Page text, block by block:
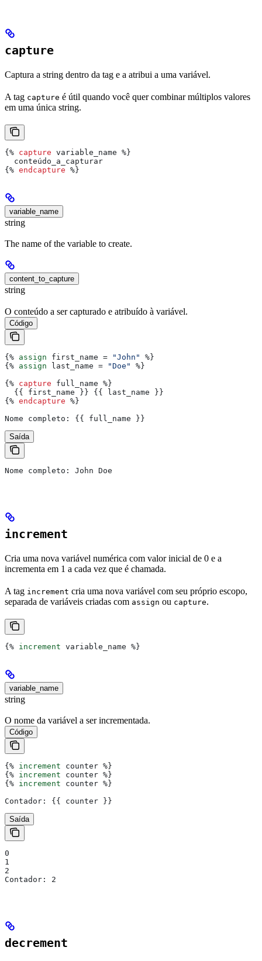
capture
Captura a string dentro da tag e a atribui a uma variável.
A tag capture é útil quando você quer combinar múltiplos valores
em uma única string.
{% capture variable_name %}
  conteúdo_a_capturar
{% endcapture %}
variable_name
string
The name of the variable to create.
content_to_capture
string
O conteúdo a ser capturado e atribuído à variável.
Código
{% assign first_name = "John"
%}
{% assign last_name = "Doe"
%}
{% capture full_name %}
  {{
first_name }} {{ last_name }}
{% endcapture %}
Nome completo: {{ full_name }}
Saída
Nome completo: John Doe
increment
Cria uma nova variável numérica com valor inicial de 0 e a
incrementa em 1 a cada vez que é chamada.
A tag increment cria uma nova variável com seu próprio escopo,
separada de variáveis criadas com assign ou capture.
{% increment variable_name %}
variable_name
string
O nome da variável a ser incrementada.
Código
{% increment counter %}
{% increment counter %}
{% increment counter %}
Contador: {{ counter }}
Saída
0
1
2
Contador: 2
decrement